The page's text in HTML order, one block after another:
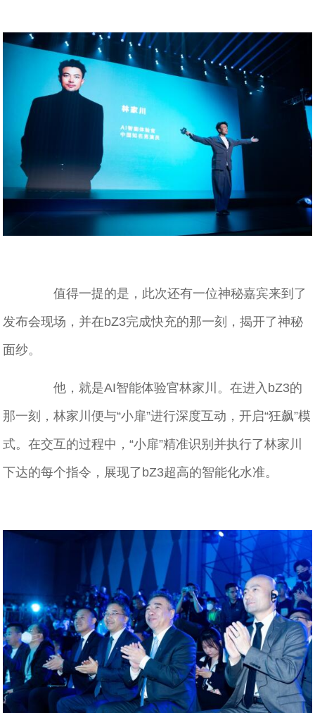
值得一提的是，此次还有一位神秘嘉宾来到了
发布会现场，并在bZ3完成快充的那一刻，揭开了神秘
面纱。
他，就是AI智能体验官林家川。在进入bZ3的
那一刻，林家川便与“小扉”进行深度互动，开启“狂飙”模
式。在交互的过程中，“小扉”精准识别并执行了林家川
下达的每个指令，展现了bZ3超高的智能化水准。